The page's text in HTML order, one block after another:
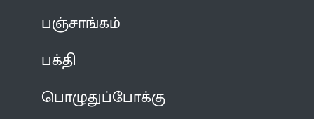
பஞ்சாங்கம்
பக்தி
பொழுதுப்போக்கு